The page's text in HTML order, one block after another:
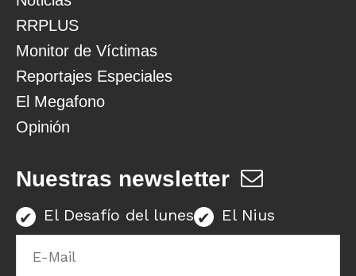
RRPLUS
Monitor de Víctimas
Reportajes Especiales
El Megafono
Opinión
Nuestras newsletter
El Desafío del lunes El Nius